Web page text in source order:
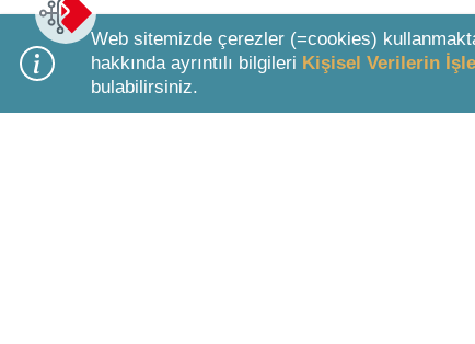
Bottom Search Toolbar Highlight Text
Web sitemizde çerezler (=cookies)
hakkında ayrıntılı bilgileri Kişisel Verilerin
bulabilirsiniz.